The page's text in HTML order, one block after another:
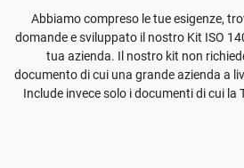
Abbiamo compreso le tue esigenze,
domande e sviluppato il nostro Kit ISO
tua azienda. Il nostro kit non
documento di cui una grande azienda a
Include invece solo i documenti di cui la